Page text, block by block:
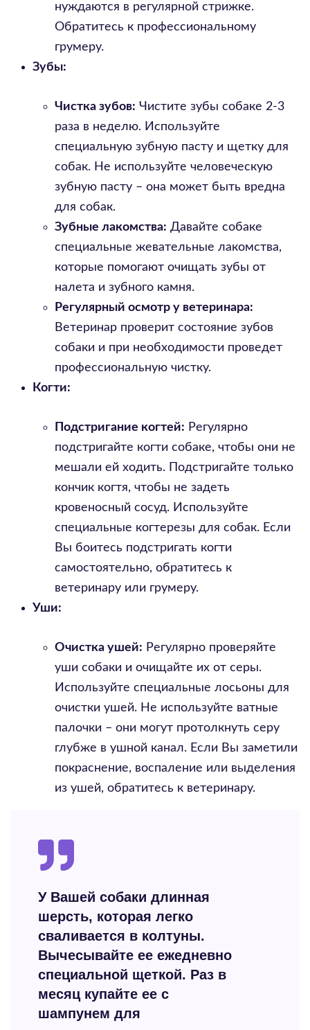
нуждаются в регулярной стрижке.
Обратитесь к профессиональному
грумеру.
Зубы:
Чистка зубов: Чистите зубы собаке 2-3
раза в неделю. Используйте
специальную зубную пасту и щетку для
собак. Не используйте человеческую
зубную пасту – она может быть вредна
для собак.
Зубные лакомства: Давайте собаке
специальные жевательные лакомства,
которые помогают очищать зубы от
налета и зубного камня.
Регулярный осмотр у ветеринара:
Ветеринар проверит состояние зубов
собаки и при необходимости проведет
профессиональную чистку.
Когти:
Подстригание когтей: Регулярно
подстригайте когти собаке, чтобы они не
мешали ей ходить. Подстригайте только
кончик когтя, чтобы не задеть
кровеносный сосуд. Используйте
специальные когтерезы для собак. Если
Вы боитесь подстригать когти
самостоятельно, обратитесь к
ветеринару или грумеру.
Уши:
Очистка ушей: Регулярно проверяйте
уши собаки и очищайте их от серы.
Используйте специальные лосьоны для
очистки ушей. Не используйте ватные
палочки – они могут протолкнуть серу
глубже в ушной канал. Если Вы заметили
покраснение, воспаление или выделения
из ушей, обратитесь к ветеринару.
У Вашей собаки длинная
шерсть, которая легко
сваливается в колтуны.
Вычесывайте ее ежедневно
специальной щеткой. Раз в
месяц купайте ее с
шампунем для